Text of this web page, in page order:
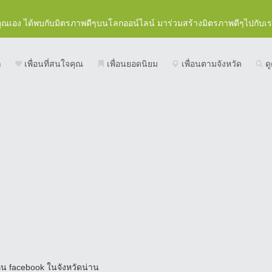
เอง ได้พบกับมิตรภาพดีๆบนโลกออน์ไลน์ มาร่วมสร้างมิตรภาพดีๆไปกับเ
เพื่อนที่สนใจคุณ เพื่อนยอดนิยม เพื่อนตามจังหวัด
น facebook ในจังหวัดน่าน